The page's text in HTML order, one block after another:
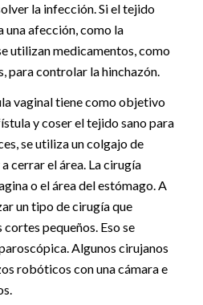
la infección. Si el tejido
afección, como la
utilizan medicamentos, como
para controlar la hinchazón.
vaginal tiene como objetivo
y coser el tejido sano para
se utiliza un colgajo de
cerrar el área. La cirugía
o el área del estómago. A
un tipo de cirugía que
pequeños. Eso se
Algunos cirujanos
robóticos con una cámara e